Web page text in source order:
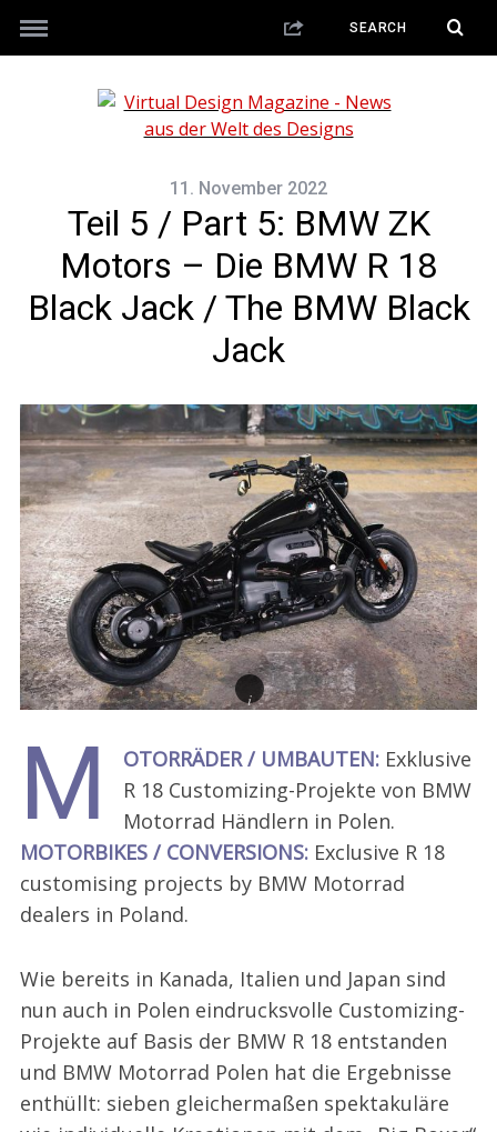
11. November 2022
Teil 5 / Part 5: BMW ZK
Motors – Die BMW R 18
Black Jack / The BMW Black
Jack
M OTORRÄDER / UMBAUTEN:Exklusive
R 18 Customizing-Projekte von BMW
Motorrad Händlern in Polen.
MOTORBIKES / CONVERSIONS:Exclusive R 18
customising projects by BMW Motorrad
dealers in Poland.
Wie bereits in Kanada, Italien und Japan sind
nun auch in Polen eindrucksvolle Customizing-
Projekte auf Basis der BMW R 18 entstanden
und BMW Motorrad Polen hat die Ergebnisse
enthüllt: sieben gleichermaßen spektakuläre